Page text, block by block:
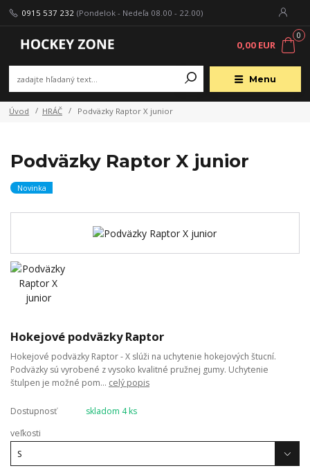
Menu
0915 537 232 (Pondelok - Nedeľa 08.00 - 22.00)
0
0,00 EUR
Úvod HRÁČ Podväzky Raptor X junior
Podväzky Raptor X junior
Novinka
Hokejové podväzky Raptor
Hokejové podväzky Raptor - X slúži na uchytenie hokejových štucní.
Podväzky sú vyrobené z vysoko kvalitné pružnej gumy. Uchytenie
štulpen je možné pom... celý popis
Dostupnosť
skladom 4 ks
veľkosti